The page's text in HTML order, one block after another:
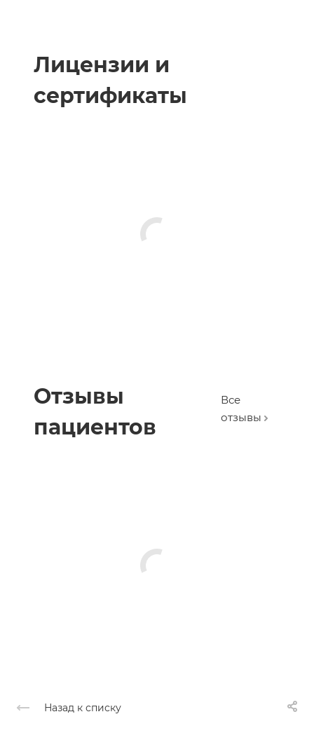
Лицензии и
сертификаты
Отзывы
пациентов
Все
отзывы
Назад к списку